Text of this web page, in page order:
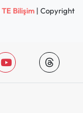
TE Bilişim| Copyright